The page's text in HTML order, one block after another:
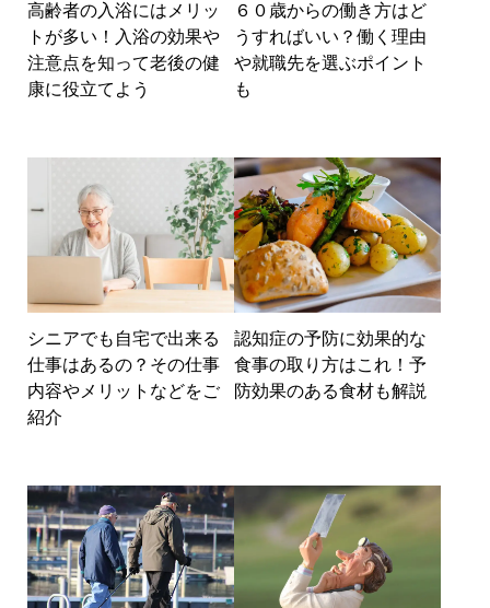
高齢者の入浴にはメリッ
トが多い！入浴の効果や
注意点を知って老後の健
康に役立てよう
６０歳からの働き方はど
うすればいい？働く理由
や就職先を選ぶポイント
も
シニアでも自宅で出来る
仕事はあるの？その仕事
内容やメリットなどをご
紹介
認知症の予防に効果的な
食事の取り方はこれ！予
防効果のある食材も解説